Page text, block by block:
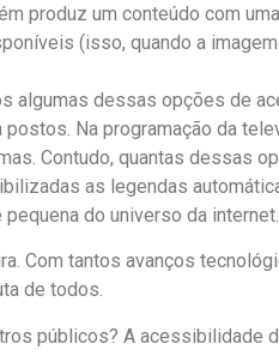
um conteúdo com uma
(isso, quando a
algumas dessas opções de
Na programação da
Contudo, quantas dessas
as legendas
do universo da internet.
Com tantos avanços
de todos.
públicos? A acessibilidade